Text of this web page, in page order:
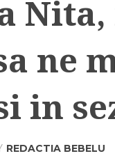
ne
in
REDACTIA BEBELU